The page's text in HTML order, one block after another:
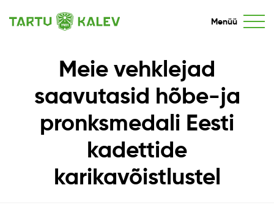
Menüü
Meie vehklejad
saavutasid hõbe-ja
pronksmedali Eesti
kadettide
karikavõistlustel